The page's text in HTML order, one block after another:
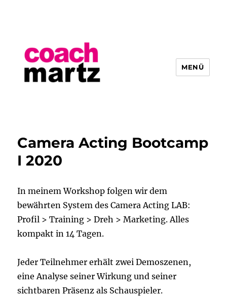
MENÜ
Camera Acting Bootcamp
I 2020
In meinem Workshop folgen wir dem
bewährten System des Camera Acting LAB:
Profil > Training > Dreh > Marketing. Alles
kompakt in 14 Tagen.
Jeder Teilnehmer erhält zwei Demoszenen,
eine Analyse seiner Wirkung und seiner
sichtbaren Präsenz als Schauspieler.